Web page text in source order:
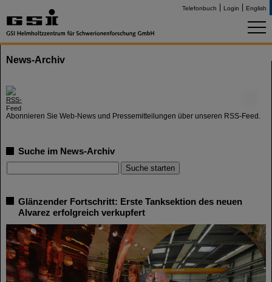
Telefonbuch Login English
News-Archiv
Abonnieren Sie Web-News und Pressemitteilungen über unseren RSS-Feed.
Suche im News-Archiv
Glänzender Fortschritt: Erste Tanksektion des neuen
Alvarez erfolgreich verkupfert